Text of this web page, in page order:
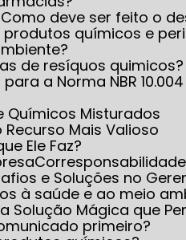
Como deve ser feito o
químicos e
de resíquos
a Norma NBR 10.004
Químicos Misturados
Mais Valioso
Ele Faz?
e Soluções no
à saúde e ao meio
Solução Mágica que
primeiro?